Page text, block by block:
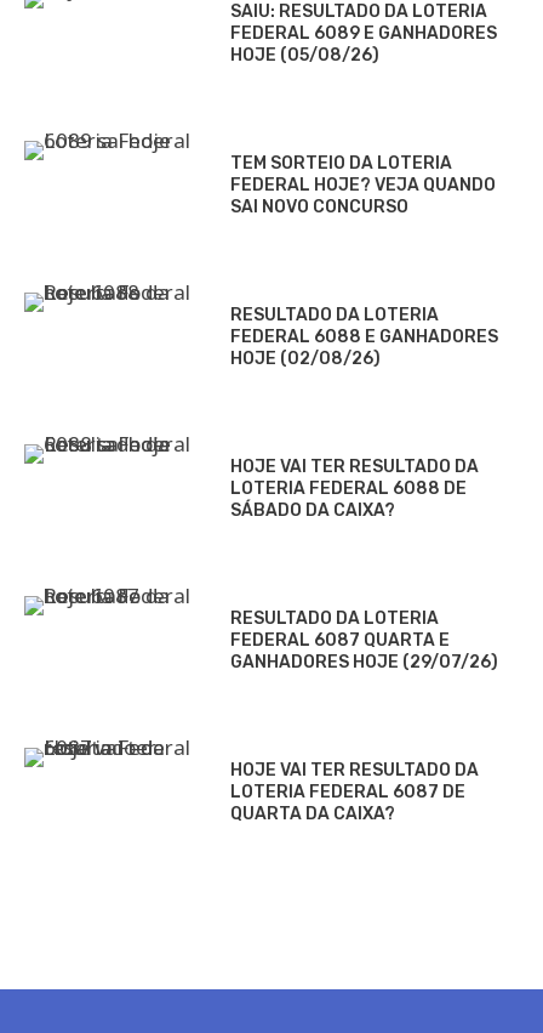
SAIU: RESULTADO DA LOTERIA
FEDERAL 6089 E GANHADORES
HOJE (05/08/26)
TEM SORTEIO DA LOTERIA
FEDERAL HOJE? VEJA QUANDO
SAI NOVO CONCURSO
RESULTADO DA LOTERIA
FEDERAL 6088 E GANHADORES
HOJE (02/08/26)
HOJE VAI TER RESULTADO DA
LOTERIA FEDERAL 6088 DE
SÁBADO DA CAIXA?
RESULTADO DA LOTERIA
FEDERAL 6087 QUARTA E
GANHADORES HOJE (29/07/26)
HOJE VAI TER RESULTADO DA
LOTERIA FEDERAL 6087 DE
QUARTA DA CAIXA?